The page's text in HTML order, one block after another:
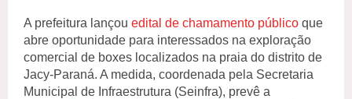
A prefeitura lançou edital de chamamento público que
abre oportunidade para interessados na exploração
comercial de boxes localizados na praia do distrito de
Jacy-Paraná. A medida, coordenada pela Secretaria
Municipal de Infraestrutura (Seinfra), prevê a